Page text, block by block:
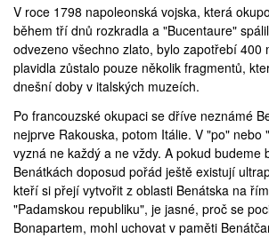
V roce 1798 napoleonská vojska, která
během tří dnů rozkradla a "Bucentaure"
odvezeno všechno zlato, bylo zapotřebí 400
plavidla zůstalo pouze několik fragmentů,
dnešní doby v italských muzeích.
Po francouzské okupaci se dříve neznámé
nejprve Rakouska, potom Itálie. V "po" nebo
vyzná ne každý a ne vždy. A pokud budeme
Benátkách doposud pořád ještě existují
kteří si přejí vytvořit z oblasti Benátska na
"Padamskou republiku", je jasné, proč se
Bonapartem, mohl uchovat v paměti